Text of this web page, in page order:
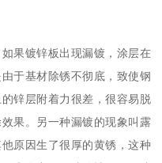
果镀锌板出现漏镀，涂层在
于基材除锈不彻底，致使钢
锌层附着力很差，很容易脱
果。另一种漏镀的现象叫露
原因生了很厚的黄锈，这种